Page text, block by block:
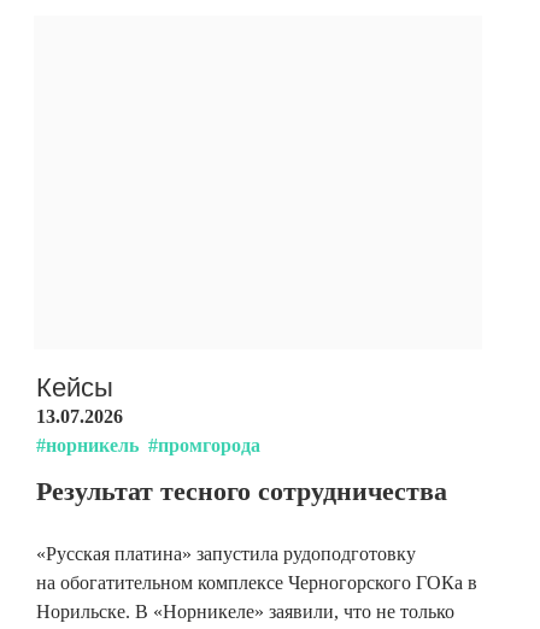
Кейсы
13.07.2026
#норникель #промгорода
Результат тесного сотрудничества
«Русская платина» запустила рудоподготовку
на обогатительном комплексе Черногорского ГОКа в
Норильске. В «Норникеле» заявили, что не только